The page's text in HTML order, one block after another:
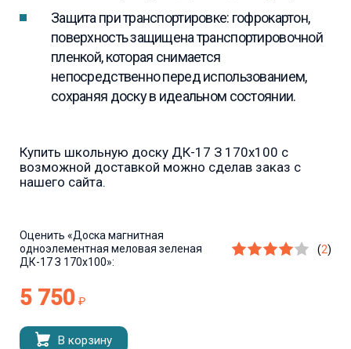
Защита при транспортировке: гофрокартон,
поверхность защищена транспортировочной
пленкой, которая снимается
непосредственно перед использованием,
сохраняя доску в идеальном состоянии.
Купить школьную доску ДК-17 З 170х100 с
возможной доставкой можно сделав заказ с
нашего сайта.
Оценить «Доска магнитная
одноэлементная меловая зеленая
ДК-17 З 170х100»:
(2)
5 750 ₽
В корзину